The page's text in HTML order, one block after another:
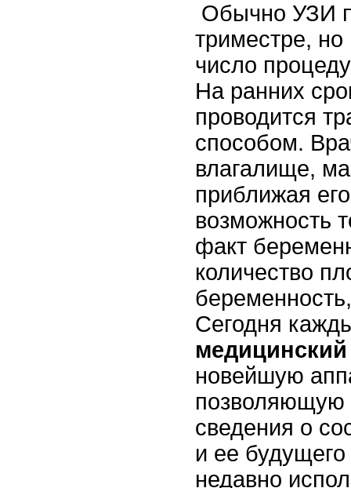
Обычно УЗИ
триместре,
число
На ранних
проводится
способом.
влагалище,
приближая
возможность
факт
количество
Сегодня
новейшую
позволяющую
сведения о
и ее
недавно